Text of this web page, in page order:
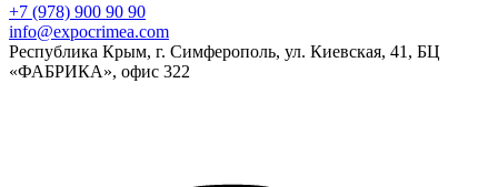
+7 (978) 900 90 90
info@expocrimea.com
Республика Крым, г. Симферополь, ул. Киевская, 41, БЦ
«ФАБРИКА», офис 322